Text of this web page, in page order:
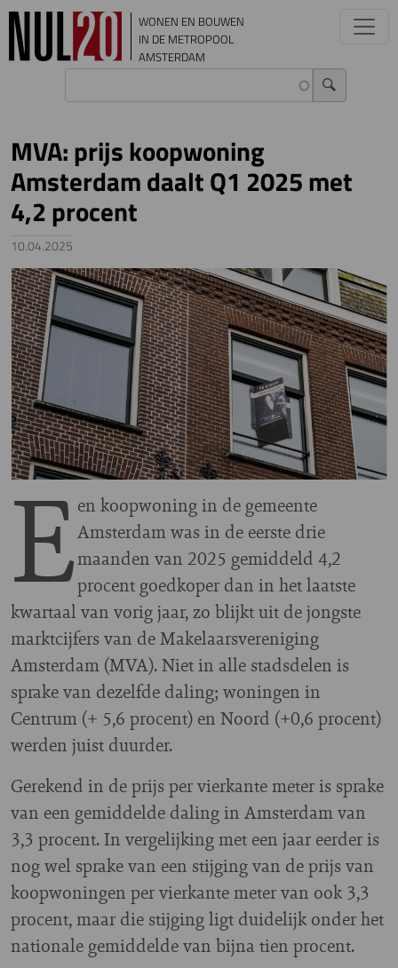
Overslaan en naar de inhoud gaan
WONEN EN BOUWEN
IN DE METROPOOL
AMSTERDAM
MVA: prijs koopwoning
Amsterdam daalt Q1 2025 met
4,2 procent
10.04.2025
Image
Een koopwoning in de gemeente
Amsterdam was in de eerste drie
maanden van 2025 gemiddeld 4,2
procent goedkoper dan in het laatste
kwartaal van vorig jaar, zo blijkt uit de jongste
marktcijfers van de Makelaarsvereniging
Amsterdam (MVA). Niet in alle stadsdelen is
sprake van dezelfde daling; woningen in
Centrum (+ 5,6 procent) en Noord (+0,6 procent)
werden juist duurder.
Gerekend in de prijs per vierkante meter is sprake
van een gemiddelde daling in Amsterdam van
3,3 procent. In vergelijking met een jaar eerder is
nog wel sprake van een stijging van de prijs van
koopwoningen per vierkante meter van ook 3,3
procent, maar die stijging ligt duidelijk onder het
nationale gemiddelde van bijna tien procent.